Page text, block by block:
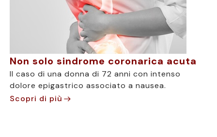
Non solo sindrome coronarica acuta
Il caso di una donna di 72 anni con intenso
dolore epigastrico associato a nausea.
Scopri di più